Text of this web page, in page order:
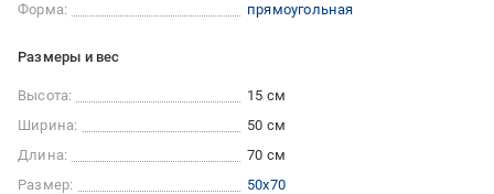
Форма: прямоугольная
Размеры и вес
Высота:
15 см
Ширина:
50 см
Длина:
70 см
Размер:
50x70